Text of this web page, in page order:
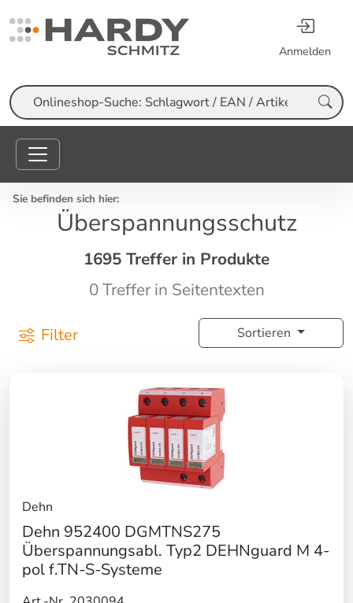
Anmelden
Suche
Sie befinden sich hier:
Überspannungsschutz
1695 Treffer in Produkte
0 Treffer in Seitentexten
Filter Sortieren
Dehn
Dehn 952400 DGMTNS275
Überspannungsabl. Typ2 DEHNguard M 4-
pol f.TN-S-Systeme